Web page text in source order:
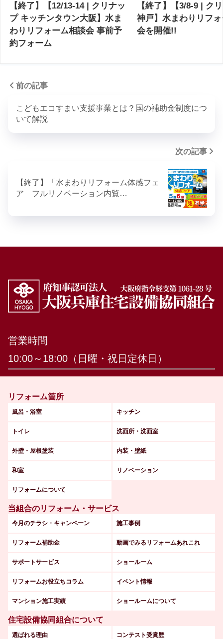
【終了】【12/13-14 | クリナッ
プ キッチンタウン大阪】水ま
わりリフォーム相談会 事前予
約フォーム
【終了】【3/8-9 | ク
神戸】水まわりリフ
会を開催!!
前の記事
こどもエコすまい支援事業とは？国の補助金制度につ
いて解説
次の記事
【終了】「水まわりリフォーム体感フェ
ア フルリノベーション内覧…
営業時間
10:00～18:00（日曜・祝日定休日）
リフォーム箇所
風呂・浴室 キッチン
トイレ 洗面所・洗面室
外壁・屋根塗装 内装・壁紙
和室 リノベーション
リフォームについて
当組合のリフォーム・サービス
今月のチラシ・キャンペーン 施工事例
リフォーム補助金 動画でみるリフォームあれこれ
サポートサービス ショールーム
リフォームお役立ちコラム イベント情報
マンション施工実績 ショールームについて
住宅設備協同組合について
選ばれる理由 コンテスト受賞歴